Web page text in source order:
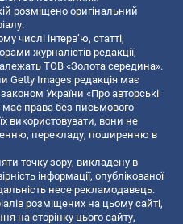
розміщено оригінальний
числі інтерв’ю, статті,
журналістів редакції,
ТОВ «Золота середина».
Getty Images редакція має
України «Про авторські
має права без письмового
використовувати, вони не
перекладу, поширенню в
точку зору, викладену в
інформації, опублікованої
несе рекламодавець.
розміщених на цьому сайті,
на сторінку цього сайту,